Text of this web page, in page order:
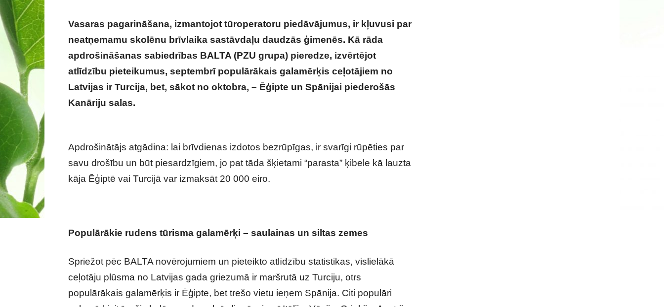
Vasaras pagarināšana, izmantojot tūroperatoru piedāvājumus, ir kļuvusi par
neatņemamu skolēnu brīvlaika sastāvdaļu daudzās ģimenēs. Kā rāda
apdrošināšanas sabiedrības BALTA (PZU grupa) pieredze, izvērtējot
atlīdzību pieteikumus, septembrī populārākais galamērķis ceļotājiem no
Latvijas ir Turcija, bet, sākot no oktobra, – Ēģipte un Spānijai piederošās
Kanāriju salas.
Apdrošinātājs atgādina: lai brīvdienas izdotos bezrūpīgas, ir svarīgi rūpēties par
savu drošību un būt piesardzīgiem, jo pat tāda šķietami “parasta” ķibele kā lauzta
kāja Ēģiptē vai Turcijā var izmaksāt 20 000 eiro.
Populārākie rudens tūrisma galamērķi – saulainas un siltas zemes
Spriežot pēc BALTA novērojumiem un pieteikto atlīdzību statistikas, vislielākā
ceļotāju plūsma no Latvijas gada griezumā ir maršrutā uz Turciju, otrs
populārākais galamērķis ir Ēģipte, bet trešo vietu ieņem Spānija. Citi populāri